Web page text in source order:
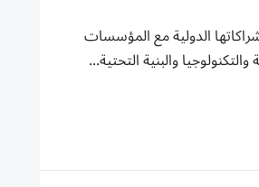
الدولية مع المؤسسات
والبنية التحتية...